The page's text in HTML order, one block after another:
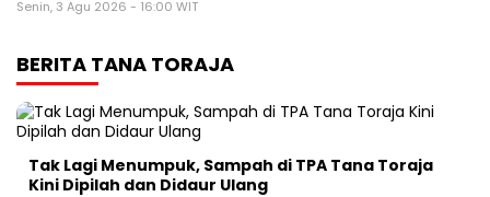
Senin, 3 Agu 2026 - 16:00 WIT
BERITA TANA TORAJA
Tak Lagi Menumpuk, Sampah di TPA Tana Toraja
Kini Dipilah dan Didaur Ulang